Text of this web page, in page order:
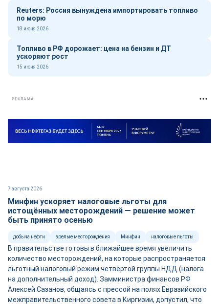
Reuters: Россия вынуждена импортировать топливо
по морю
18 июня 2026
Топливо в РФ дорожает: цена на бензин и ДТ
ускоряют рост
15 июня 2026
РЕКЛАМА
7 августа 2026
Минфин ускоряет налоговые льготы для
истощённых месторождений — решение может
быть принято осенью
добыча нефти зрелые месторождения Минфин налоговые льготы
В правительстве готовы в ближайшее время увеличить
количество месторождений, на которые распространяется
льготный налоговый режим четвёртой группы НДД (налога
на дополнительный доход). Замминистра финансов РФ
Алексей Сазанов, общаясь с прессой на полях Евразийского
межправительственного совета в Киргизии, допустил, что